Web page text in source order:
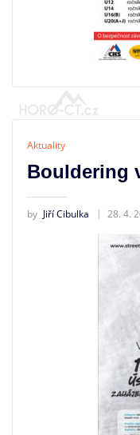
Aktuality
Bouldering
by Jiří Cibulka 28. 4.